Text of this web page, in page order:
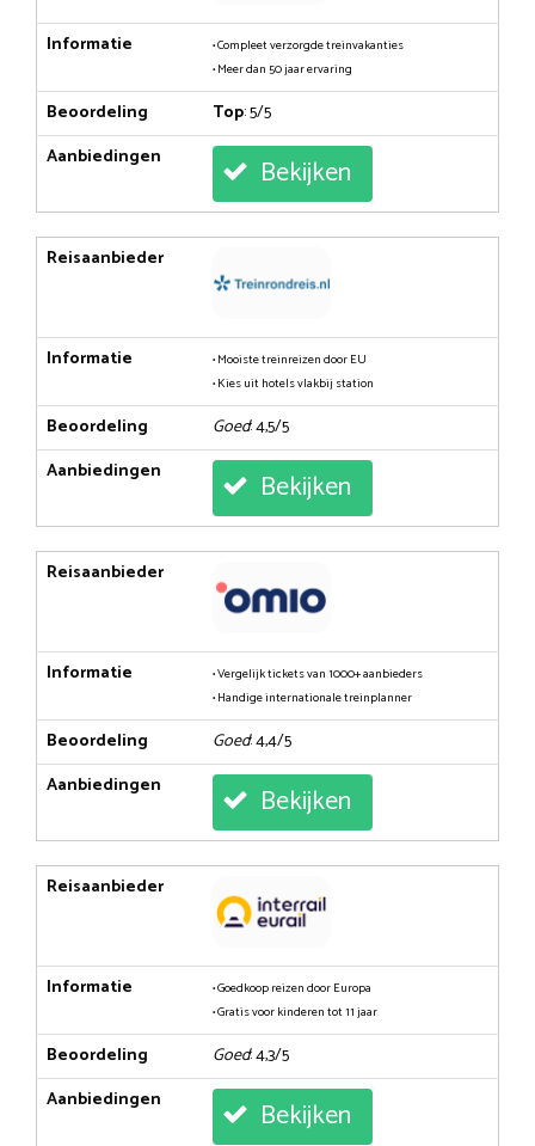
Informatie
• Compleet verzorgde treinvakanties
• Meer dan 50 jaar ervaring
Beoordeling Top: 5/5
Aanbiedingen
Bekijken
Reisaanbieder
Informatie
• Mooiste treinreizen door EU
• Kies uit hotels vlakbij station
Beoordeling Goed: 4,5/5
Aanbiedingen
Bekijken
Reisaanbieder
Informatie
• Vergelijk tickets van 1000+ aanbieders
• Handige internationale treinplanner
Beoordeling Goed: 4,4/5
Aanbiedingen
Bekijken
Reisaanbieder
Informatie
• Goedkoop reizen door Europa
• Gratis voor kinderen tot 11 jaar
Beoordeling Goed: 4,3/5
Aanbiedingen
Bekijken